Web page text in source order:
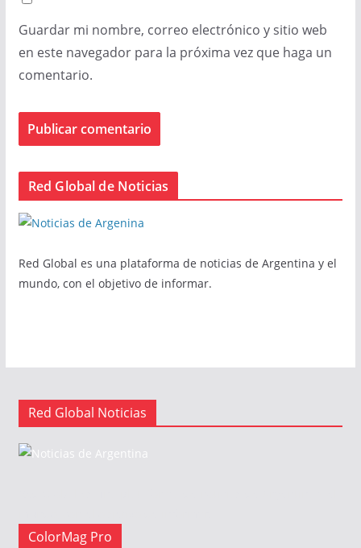
Guardar mi nombre, correo electrónico y sitio web
en este navegador para la próxima vez que haga un
comentario.
Red Global de Noticias
Red Global es una plataforma de noticias de Argentina y el
mundo, con el objetivo de informar.
Red Global Noticias
ColorMag Pro